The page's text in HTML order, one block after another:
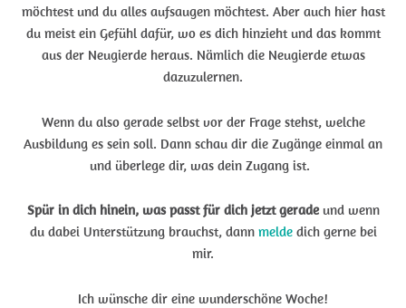
möchtest und du alles aufsaugen möchtest. Aber auch hier hast
du meist ein Gefühl dafür, wo es dich hinzieht und das kommt
aus der Neugierde heraus. Nämlich die Neugierde etwas
dazuzulernen.
Wenn du also gerade selbst vor der Frage stehst, welche
Ausbildung es sein soll. Dann schau dir die Zugänge einmal an
und überlege dir, was dein Zugang ist.
Spür in dich hinein, was passt für dich jetzt geradeund wenn
du dabei Unterstützung brauchst, dann melde dich gerne bei
mir.
Ich wünsche dir eine wunderschöne Woche!